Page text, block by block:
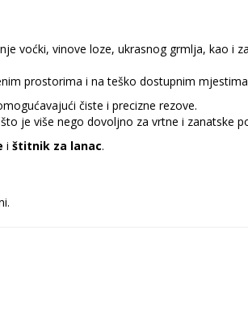
voćki, vinove loze, ukrasnog grmlja, kao i
prostorima i na teško dostupnim
čiste i precizne rezove.
je više nego dovoljno za vrtne i zanatske
i štitnik za lanac.